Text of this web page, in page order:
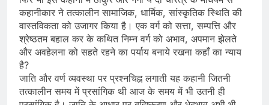
कहानीकार ने तत्कालीन सामाजिक, धार्मिक, सांस्कृतिक स्थिति की
वास्तविकता को उजागर किया है। एक वर्ग को सत्ता, सम्पत्ति और
श्रेष्ठतम बहाल कर के कथित निम्न वर्ग को अभाव, अपमान झेलते
और अवहेलना को सहते रहने का पर्याय बनाये रखना कहाँ का न्याय
है?
जाति और वर्ण व्यवस्था पर प्रश्नचिह्न लगाती यह कहानी जितनी
तत्कालीन समय में प्रसांगिक थी आज के समय में भी उतनी ही